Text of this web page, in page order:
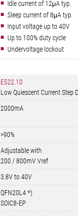
Idle current of 12μA typ.
Sleep current of 8μA typ.
Input voltage up to 40V
Up to 100% duty cycle
Undervoltage lockout
E522.10
Low Quiescent Current Step
2000mA
>90%
Adjustable with
200 / 800mV Vref
3.8V to 40V
QFN20L4 *)
SOIC8-EP